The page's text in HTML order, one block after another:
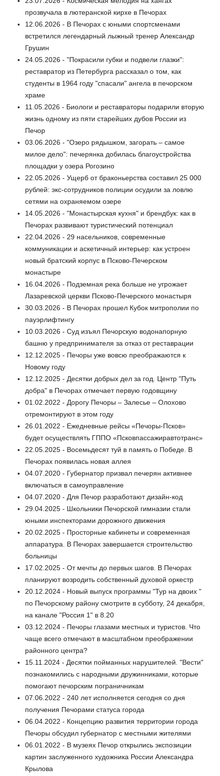
прозвучала в лютеранской кирхе в Печорах
12.06.2026 - В Печорах с юными спортсменами
встретился легендарный лыжный тренер Александр
Грушин
24.05.2026 - "Покрасили губки и подвели глазки":
реставратор из Петербурга рассказал о том, как
студенты в 1964 году "спасали" ангела в печорском
храме
11.05.2026 - Биологи и реставраторы подарили вторую
жизнь одному из пяти старейших дубов России из
Печор
03.06.2026 - "Озеро рядышком, загорать – самое
милое дело": печерянка добилась благоустройства
площадки у озера Рогозино
22.05.2026 - Ущерб от браконьерства составил 25 000
рублей: экс-сотрудников полиции осудили за ловлю
сетями на охраняемом озере
14.05.2026 - "Монастырская кухня" и брендбук: как в
Печорах развивают туристический потенциал
22.04.2026 - 29 насельников, современные
коммуникации и аскетичный интерьер: как устроен
новый братский корпус в Псково-Печерском
монастыре
16.04.2026 - Подземная река больше не угрожает
Лазаревской церкви Псково-Печерского монастыря
30.03.2026 - В Печорах прошел Кубок митрополии по
пауэрлифтингу
10.03.2026 - Суд изъял Печорскую водонапорную
башню у предпринимателя за отказ от реставрации
12.12.2025 - Печоры уже вовсю преображаются к
Новому году
12.12.2025 - Десятки добрых дел за год. Центр "Путь
добра" в Печорах отмечает первую годовщину
01.02.2022 - Дорогу Печоры – Залесье – Олохово
отремонтируют в этом году
26.01.2022 - Ежедневные рейсы «Печоры-Псков»
будет осуществлять ГППО «Псковпассажиравтотранс»
22.05.2025 - Восемьдесят туй в память о Победе. В
Печорах появилась новая аллея
04.07.2020 - Губернатор призвал печерян активнее
включаться в самоуправление
04.07.2020 - Для Печор разработают дизайн-код
29.04.2025 - Школьники Печорской гимназии стали
юными инспекторами дорожного движения
20.02.2025 - Просторные кабинеты и современная
аппаратура. В Печорах завершается строительство
больницы
17.02.2025 - От мечты до первых шагов. В Печорах
планируют возродить собственный духовой оркестр
20.12.2024 - Новый выпуск программы "Тур на двоих "
по Печорскому району смотрите в субботу, 24 декабря,
на канале "Россия 1" в 8.20
03.12.2024 - Печоры глазами местных и туристов. Что
чаще всего отмечают в масштабном преображении
районного центра?
15.11.2024 - Десятки пойманных нарушителей. "Вести"
познакомились с народными дружинниками, которые
помогают печорским пограничникам
07.06.2022 - 240 лет исполняется сегодня со дня
получения Печорами статуса города
06.04.2022 - Концепцию развития территории города
Печоры обсудил губернатор с местными жителями
06.01.2022 - В музеях Печор открылись экспозиции
картин заслуженного художника России Александра
Крылова